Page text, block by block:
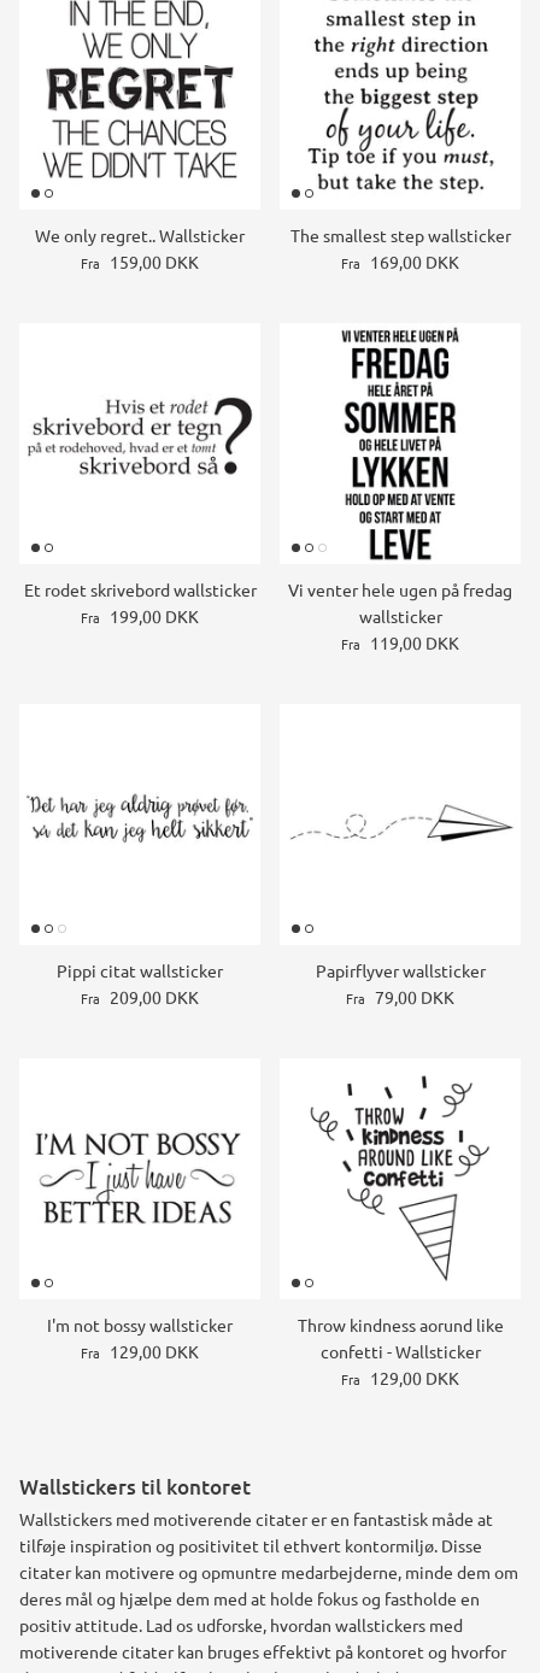
We only regret.. Wallsticker
Fra 159,00 DKK
The smallest step wallsticker
Fra 169,00 DKK
Et rodet skrivebord wallsticker
Fra 199,00 DKK
Vi venter hele ugen på fredag
wallsticker
Fra 119,00 DKK
Pippi citat wallsticker
Fra 209,00 DKK
Papirflyver wallsticker
Fra 79,00 DKK
I'm not bossy wallsticker
Fra 129,00 DKK
Throw kindness aorund like
confetti - Wallsticker
Fra 129,00 DKK
Wallstickers til kontoret
Wallstickers med motiverende citater er en fantastisk måde at
tilføje inspiration og positivitet til ethvert kontormiljø. Disse
citater kan motivere og opmuntre medarbejderne, minde dem om
deres mål og hjælpe dem med at holde fokus og fastholde en
positiv attitude. Lad os udforske, hvordan wallstickers med
motiverende citater kan bruges effektivt på kontoret og hvorfor